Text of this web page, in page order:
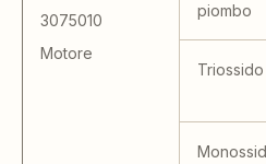
3075010
Motore
piombo